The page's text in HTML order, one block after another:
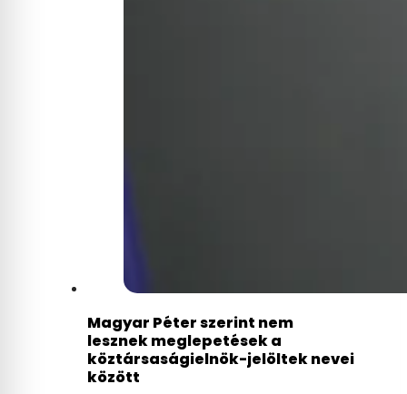
Magyar Péter szerint nem
lesznek meglepetések a
köztársaságielnök-jelöltek nevei
között